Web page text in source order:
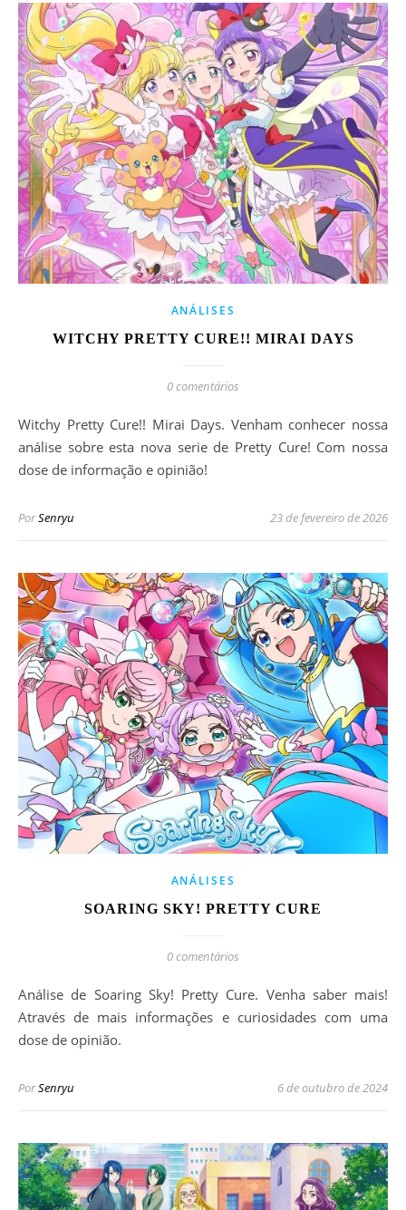
ANÁLISES
WITCHY PRETTY CURE!! MIRAI DAYS
0 comentários
Witchy Pretty Cure!! Mirai Days. Venham conhecer nossa
análise sobre esta nova serie de Pretty Cure! Com nossa
dose de informação e opinião!
PorSenryu 23 de fevereiro de 2026
ANÁLISES
SOARING SKY! PRETTY CURE
0 comentários
Análise de Soaring Sky! Pretty Cure. Venha saber mais!
Através de mais informações e curiosidades com uma
dose de opinião.
PorSenryu 6 de outubro de 2024